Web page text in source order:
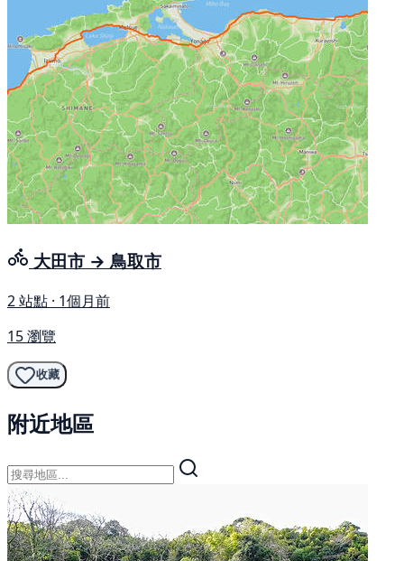
大田市 → 鳥取市
2 站點 · 1個月前
15 瀏覽
收藏
附近地區